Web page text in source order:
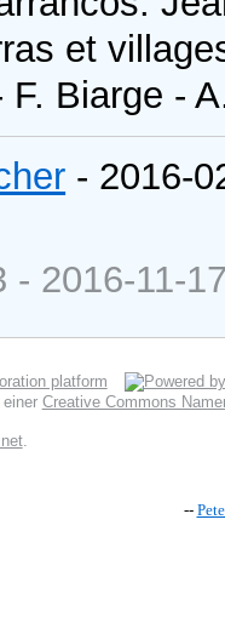
et
F. Biarge -
- 2016-
- 2016-11-
Creative Commons
.
--